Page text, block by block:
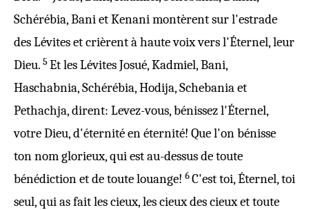
Schérébia,BanietKenanimontèrentsur l'estrade
desLévitesetcrièrentàhautevoixvers l'Éternel, leur
Dieu. 5 Et lesLévitesJosué,Kadmiel,Bani,
Haschabnia,Schérébia,Hodija,Schebaniaet
Pethachja,dirent: Levez-vous,bénissezl'Éternel,
votreDieu, d'éternitéenéternité! Que l'onbénisse
tonnomglorieux, qui est au-dessusde toute
bénédictionet de toutelouange! 6 C'est toi,Éternel, toi
seul, qui asfaitlescieux, lescieuxdescieuxet toute